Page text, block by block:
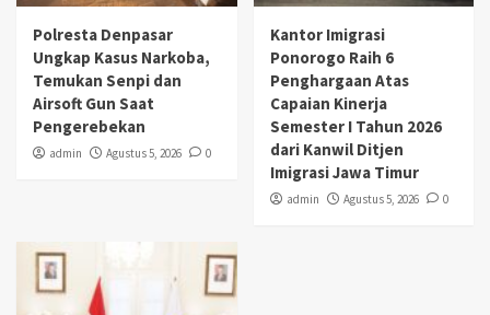
Polresta Denpasar
Ungkap Kasus Narkoba,
Temukan Senpi dan
Airsoft Gun Saat
Pengerebekan
admin Agustus 5, 2026 0
Kantor Imigrasi
Ponorogo Raih 6
Penghargaan Atas
Capaian Kinerja
Semester I Tahun 2026
dari Kanwil Ditjen
Imigrasi Jawa Timur
admin Agustus 5, 2026 0